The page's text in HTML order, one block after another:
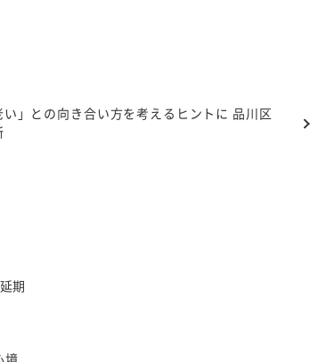
い」との向き合い方を考えるヒントに 品川区
期
境